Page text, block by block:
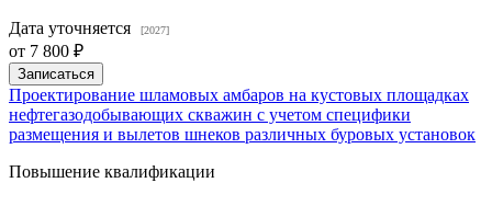
Дата уточняется [2027]
от 7 800 ₽
Записаться
Проектирование шламовых амбаров на кустовых площадках
нефтегазодобывающих скважин с учетом специфики
размещения и вылетов шнеков различных буровых установок
Повышение квалификации